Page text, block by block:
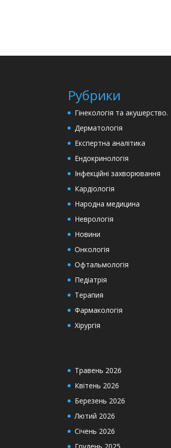
Рубрики
Гінекологія та акушерство.
Дерматологія
Експертна аналітика
Ендокринологія
Інфекційні захворювання
Кардіологія
Народна медицина
Неврологія
Новини
Онкологія
Офтальмологія
Педіатрія
Терапия
Фармакологія
Хірургія
Травень 2026
Квітень 2026
Березень 2026
Лютий 2026
Січень 2026